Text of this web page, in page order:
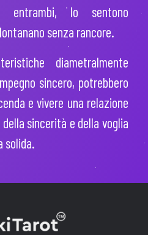
entrambi, lo sentono
senza rancore.
diametralmente
sincero, potrebbero
e vivere una relazione
sincerità e della voglia
solida.